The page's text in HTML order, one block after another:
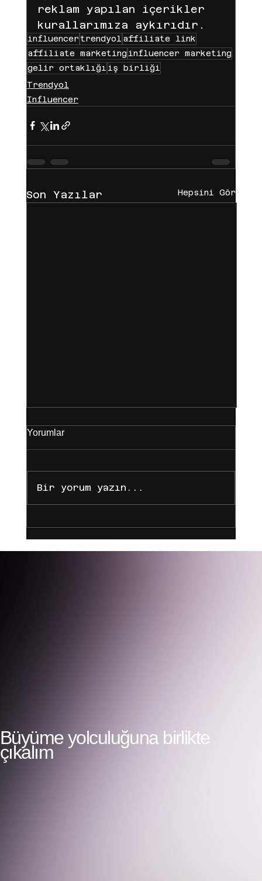
reklam yapılan içerikler
kurallarımıza aykırıdır.
influencertrendyol affiliate link
affiliate marketing influencer marketing
gelir ortaklığı iş birliği
Trendyol
Influencer
Son Yazılar Hepsini Gör
Yorumlar
Bir yorum yazın...
Büyüme yolculuğuna birlikte
çıkalım